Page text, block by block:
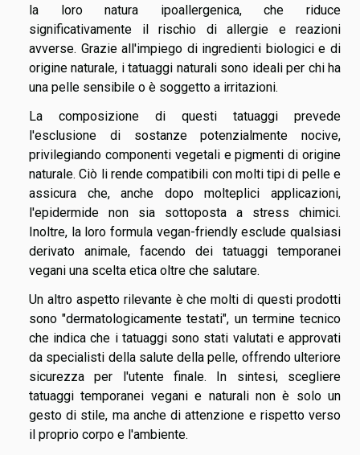
la loro natura ipoallergenica, che riduce
significativamente il rischio di allergie e reazioni
avverse. Grazie all'impiego di ingredienti biologici e di
origine naturale, i tatuaggi naturali sono ideali per chi ha
una pelle sensibile o è soggetto a irritazioni.
La composizione di questi tatuaggi prevede
l'esclusione di sostanze potenzialmente nocive,
privilegiando componenti vegetali e pigmenti di origine
naturale. Ciò li rende compatibili con molti tipi di pelle e
assicura che, anche dopo molteplici applicazioni,
l'epidermide non sia sottoposta a stress chimici.
Inoltre, la loro formula vegan-friendly esclude qualsiasi
derivato animale, facendo dei tatuaggi temporanei
vegani una scelta etica oltre che salutare.
Un altro aspetto rilevante è che molti di questi prodotti
sono "dermatologicamente testati", un termine tecnico
che indica che i tatuaggi sono stati valutati e approvati
da specialisti della salute della pelle, offrendo ulteriore
sicurezza per l'utente finale. In sintesi, scegliere
tatuaggi temporanei vegani e naturali non è solo un
gesto di stile, ma anche di attenzione e rispetto verso
il proprio corpo e l'ambiente.